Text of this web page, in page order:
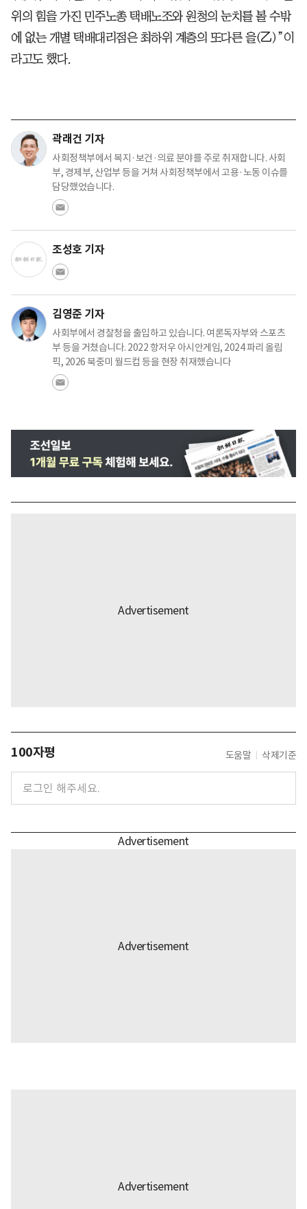
위의 힘을 가진 민주노총 택배노조와 원청의 눈치를 볼 수밖
에 없는 개별 택배대리점은 최하위 계층의 또다른 을(乙)”이
라고도 했다.
곽래건 기자
사회정책부에서 복지·보건·의료 분야를 주로 취재합니다. 사회
부, 경제부, 산업부 등을 거쳐 사회정책부에서 고용·노동 이슈를
담당했었습니다.
조성호 기자
김영준 기자
사회부에서 경찰청을 출입하고 있습니다. 여론독자부와 스포츠
부 등을 거쳤습니다. 2022 항저우 아시안게임, 2024 파리 올림
픽, 2026 북중미 월드컵 등을 현장 취재했습니다
100자평 도움말 삭제기준